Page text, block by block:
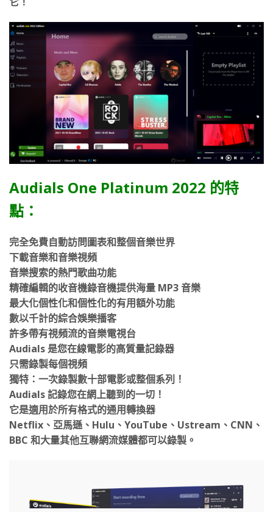
Audials One Platinum 2022 的特
點：
下載音樂和音樂視頻
音樂搜索的熱門歌曲功能
精確編輯的收音機錄音機提供海量 MP3 音樂
最大化個性化和個性化的有用額外功能
數以千計的綜合娛樂播客
許多帶有視頻流的音樂電視台
Audials 是您在線電影的高質量記錄器
只需錄製每個視頻
獨特：一次錄製數十部電影或整個系列！
Audials 記錄您在網上聽到的一切！
它是適用於所有格式的通用轉換器
Netflix、亞馬遜、Hulu、YouTube、Ustream、CNN、
BBC 和大量其他互聯網流媒體都可以錄製。